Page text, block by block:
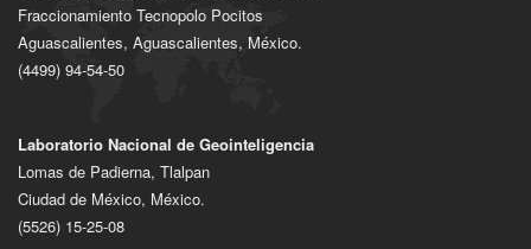
Fraccionamiento Tecnopolo Pocitos
Aguascalientes, Aguascalientes, México.
(4499) 94-54-50
Laboratorio Nacional de Geointeligencia
Lomas de Padierna, Tlalpan
Ciudad de México, México.
(5526) 15-25-08